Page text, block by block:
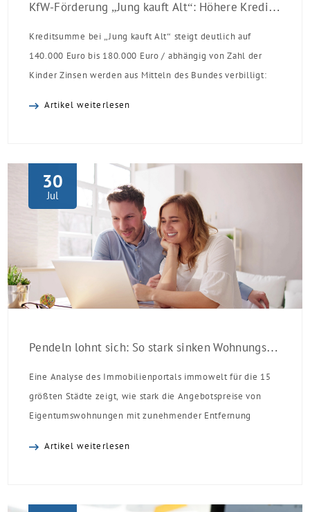
KfW-Förderung „Jung kauft Alt“: Höhere Kredite ab August 2026
Kreditsumme bei „Jung kauft Alt“ steigt deutlich auf
140.000 Euro bis 180.000 Euro / abhängig von Zahl der
Kinder Zinsen werden aus Mitteln des Bundes verbilligt:
Einzelmaßnahmen […]
Artikel weiterlesen
30
Jul
Pendeln lohnt sich: So stark sinken Wohnungspreise im Umland
Eine Analyse des Immobilienportals immowelt für die 15
größten Städte zeigt, wie stark die Angebotspreise von
Eigentumswohnungen mit zunehmender Entfernung
Artikel weiterlesen